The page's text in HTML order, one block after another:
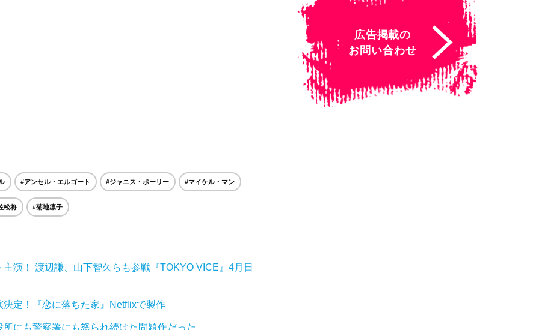
#アンセル・エルゴート #ジャニス・ポーリー #マイケル・マン
松将 #菊地凛子
演！ 渡辺謙、山下智久らも参戦『TOKYO VICE』4月日
定！『恋に落ちた家』Netflixで製作
にも警察署にも怒られ続けた問題作だった
広告掲載の
お問い合わせ